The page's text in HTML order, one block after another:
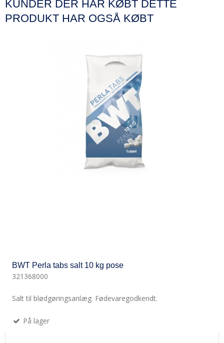
KUNDER DER HAR KØBT DETTE
PRODUKT HAR OGSÅ KØBT
BWT Perla tabs salt 10 kg pose
321368000
Salt til blødgøringsanlæg. Fødevaregodkendt.
På lager